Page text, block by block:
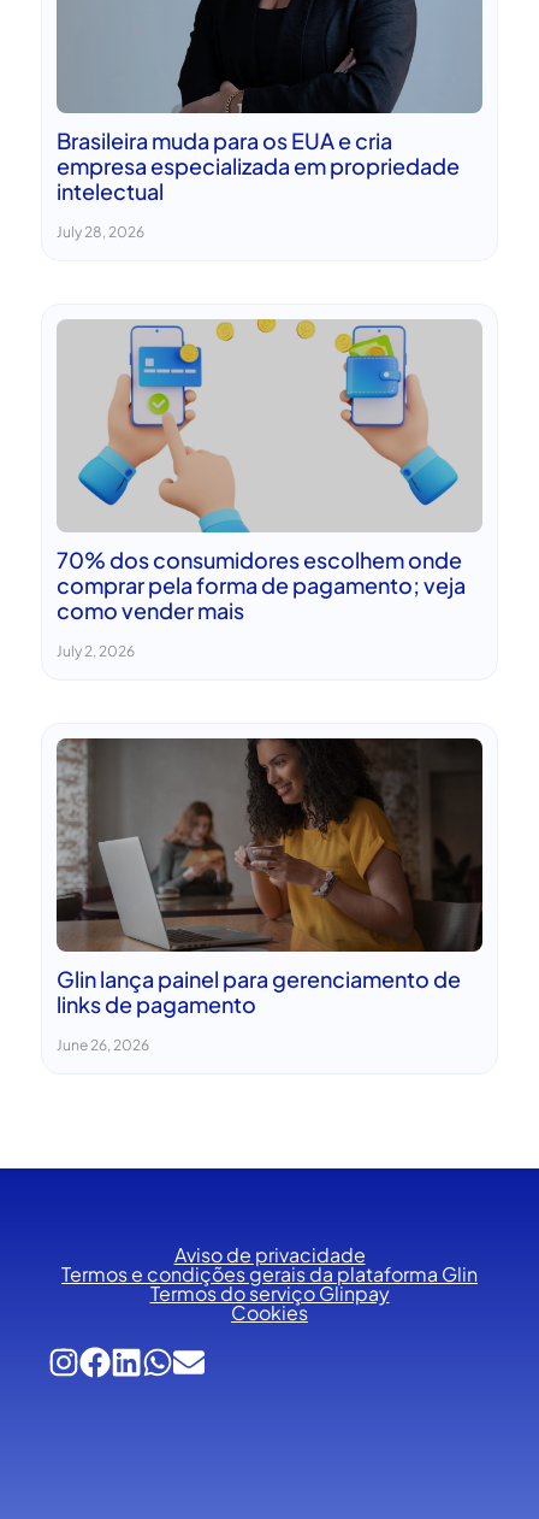
Brasileira muda para os EUA e cria
empresa especializada em propriedade
intelectual
July 28, 2026
70% dos consumidores escolhem onde
comprar pela forma de pagamento; veja
como vender mais
July 2, 2026
Glin lança painel para gerenciamento de
links de pagamento
June 26, 2026
Aviso de privacidade
Termos e condições gerais da plataforma Glin
Termos do serviço Glinpay
Cookies